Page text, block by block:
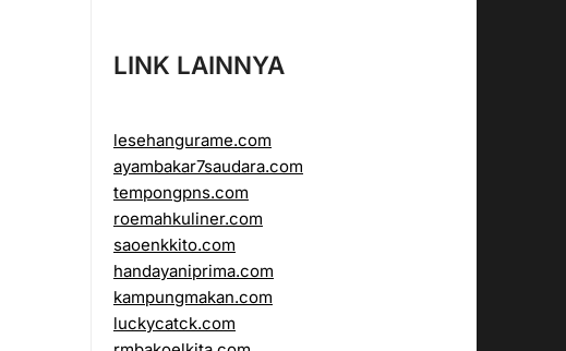
LINK LAINNYA
lesehangurame.com
ayambakar7saudara.com
tempongpns.com
roemahkuliner.com
saoenkkito.com
handayaniprima.com
kampungmakan.com
luckycatck.com